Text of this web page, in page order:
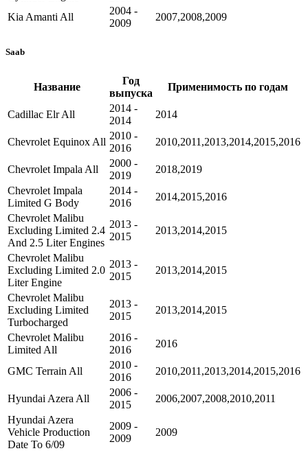
Kia Amanti All
2004 -
2009
2007,2008,2009
Saab
Название
Год
выпуска
Применимость по годам
Cadillac Elr All
2014 -
2014
2014
Chevrolet Equinox All
2010 -
2016
2010,2011,2013,2014,2015,2016
Chevrolet Impala All
2000 -
2019
2018,2019
Chevrolet Impala
Limited G Body
2014 -
2016
2014,2015,2016
Chevrolet Malibu
Excluding Limited 2.4
And 2.5 Liter Engines
2013 -
2015
2013,2014,2015
Chevrolet Malibu
Excluding Limited 2.0
Liter Engine
2013 -
2015
2013,2014,2015
Chevrolet Malibu
Excluding Limited
Turbocharged
2013 -
2015
2013,2014,2015
Chevrolet Malibu
Limited All
2016 -
2016
2016
GMC Terrain All
2010 -
2016
2010,2011,2013,2014,2015,2016
Hyundai Azera All
2006 -
2015
2006,2007,2008,2010,2011
Hyundai Azera
Vehicle Production
Date To 6/09
2009 -
2009
2009